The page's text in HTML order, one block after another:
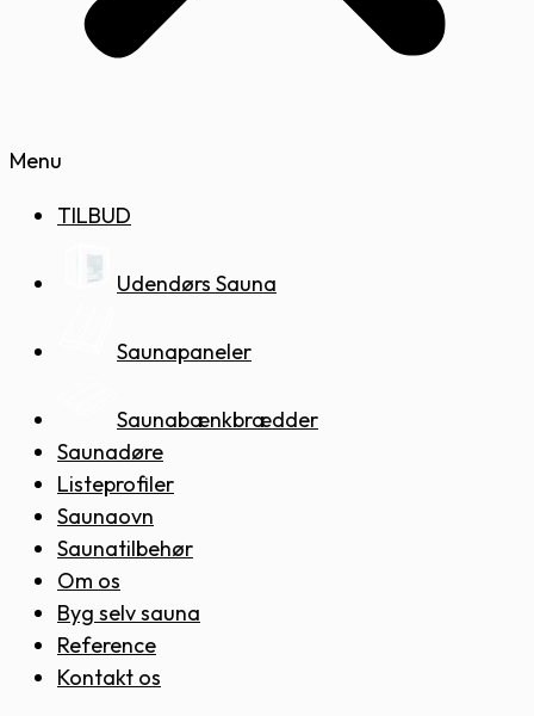
Menu
TILBUD
Udendørs Sauna
Saunapaneler
Saunabænkbrædder
Saunadøre
Listeprofiler
Saunaovn
Saunatilbehør
Om os
Byg selv sauna
Reference
Kontakt os